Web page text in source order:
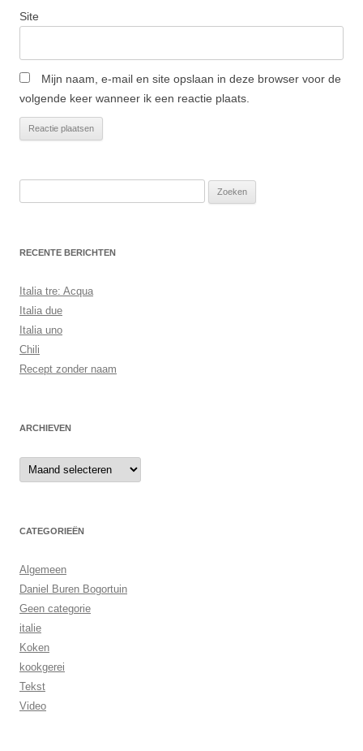
Site
Mijn naam, e-mail en site opslaan in deze browser voor de
volgende keer wanneer ik een reactie plaats.
RECENTE BERICHTEN
Italia tre: Acqua
Italia due
Italia uno
Chili
Recept zonder naam
ARCHIEVEN
Archieven
CATEGORIEËN
Algemeen
Daniel Buren Bogortuin
Geen categorie
italie
Koken
kookgerei
Tekst
Video